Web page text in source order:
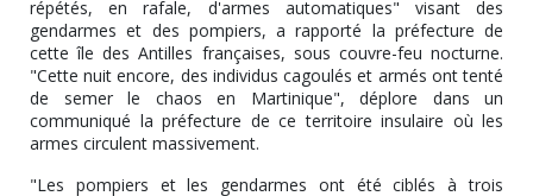
répétés, en rafale, d'armes automatiques" visant des
gendarmes et des pompiers, a rapporté la préfecture de
cette île des Antilles françaises, sous couvre-feu nocturne.
"Cette nuit encore, des individus cagoulés et armés ont tenté
de semer le chaos en Martinique", déplore dans un
communiqué la préfecture de ce territoire insulaire où les
armes circulent massivement.
"Les pompiers et les gendarmes ont été ciblés à trois